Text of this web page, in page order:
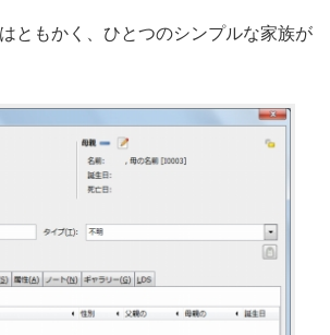
ともかく、ひとつのシンプルな家族が